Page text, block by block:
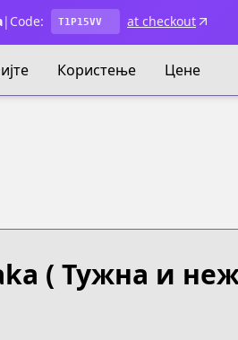
| Code: T1P15VV at checkout
Користење Цене
( Тужна и